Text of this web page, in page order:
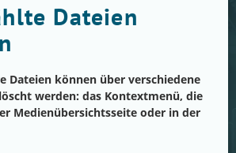
Dateien
Dateien können über verschiedene
werden: das Kontextmenü, die
Medienübersichtsseite oder in der